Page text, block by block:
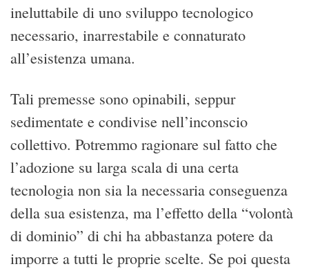
ineluttabile di uno sviluppo tecnologico
necessario, inarrestabile e connaturato
all’esistenza umana.
Tali premesse sono opinabili, seppur
sedimentate e condivise nell’inconscio
collettivo. Potremmo ragionare sul fatto che
l’adozione su larga scala di una certa
tecnologia non sia la necessaria conseguenza
della sua esistenza, ma l’effetto della “volontà
di dominio” di chi ha abbastanza potere da
imporre a tutti le proprie scelte. Se poi questa